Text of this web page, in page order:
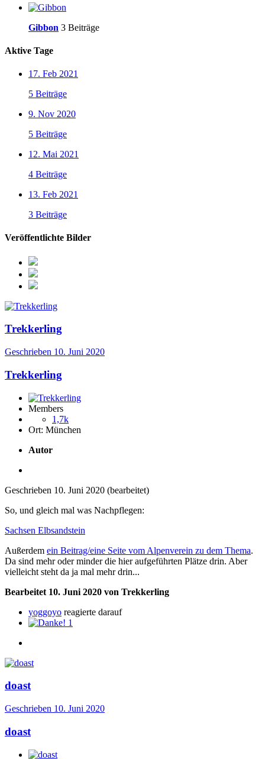
Gibbon 3 Beiträge
Aktive Tage
17. Feb 2021
5 Beiträge
9. Nov 2020
5 Beiträge
12. Mai 2021
4 Beiträge
13. Feb 2021
3 Beiträge
Veröffentlichte Bilder
Trekkerling
Geschrieben 10. Juni 2020
Trekkerling
Members
1,7k
Ort: München
Autor
Geschrieben 10. Juni 2020 (bearbeitet)
So, und gleich mal was Nachpflegen:
Sachsen Elbsandstein
Außerdem ein Beitrag/eine Seite vom Alpenverein zu dem Thema.
Da sind mehr oder minder die hier aufgeführten Plätze drin. Aber
vielleicht steht da ja mal mehr drin...
Bearbeitet 10. Juni 2020 von Trekkerling
yoggoyo reagierte darauf
1
doast
Geschrieben 10. Juni 2020
doast